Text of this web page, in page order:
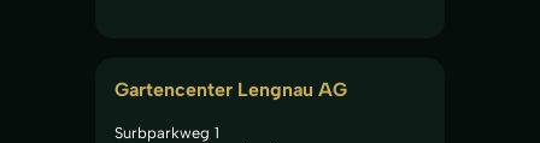
Gartencenter Lengnau AG
Surbparkweg 1